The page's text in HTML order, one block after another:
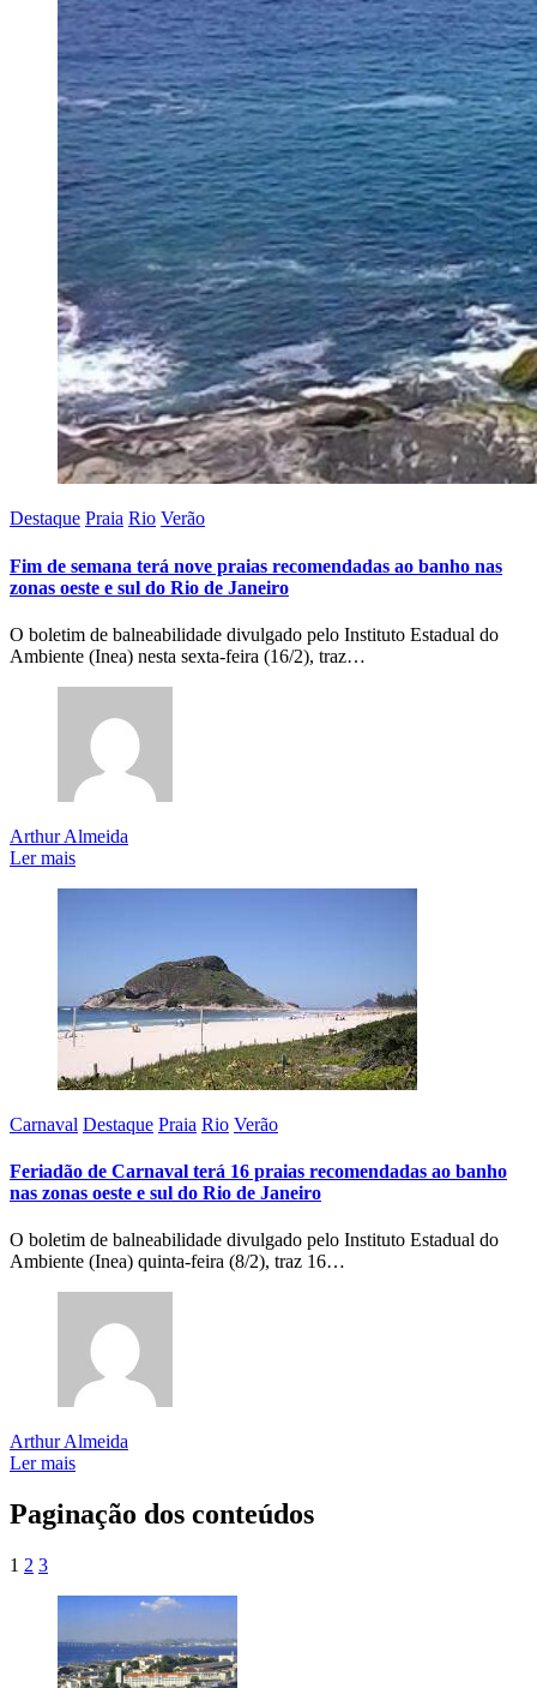
Destaque Praia Rio Verão
Fim de semana terá nove praias recomendadas ao banho nas
zonas oeste e sul do Rio de Janeiro
O boletim de balneabilidade divulgado pelo Instituto Estadual do
Ambiente (Inea) nesta sexta-feira (16/2), traz…
Arthur Almeida
Ler mais
Carnaval Destaque Praia Rio Verão
Feriadão de Carnaval terá 16 praias recomendadas ao banho
nas zonas oeste e sul do Rio de Janeiro
O boletim de balneabilidade divulgado pelo Instituto Estadual do
Ambiente (Inea) quinta-feira (8/2), traz 16…
Arthur Almeida
Ler mais
Paginação dos conteúdos
1 2 3